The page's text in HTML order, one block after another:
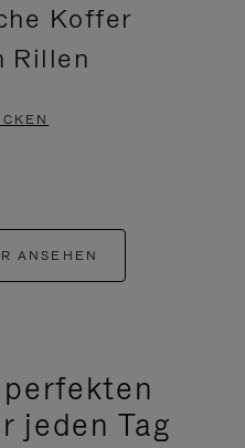
Koffer
Rillen
ANSEHEN
jeden Tag